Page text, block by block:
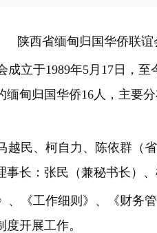
陕西省缅甸归国华侨联谊
立于1989年5月17日，至
甸归国华侨16人，主要
民、柯自力、陈依群（
长：张民（兼秘书长）、
《工作细则》、《财务
开展工作。